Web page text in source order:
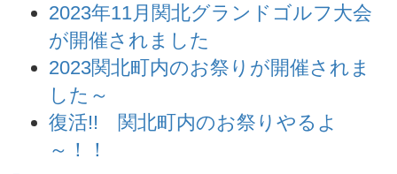
2023年11月関北グランドゴルフ大会
が開催されました
2023関北町内のお祭りが開催されま
した～
復活!! 関北町内のお祭りやるよ
～！！